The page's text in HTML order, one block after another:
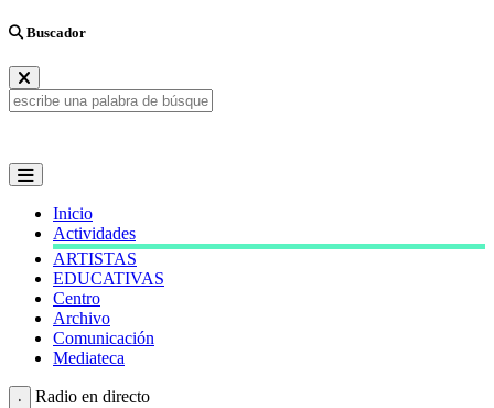
Buscador
Inicio
Actividades
ARTISTAS
EDUCATIVAS
Centro
Archivo
Comunicación
Mediateca
Radio en directo